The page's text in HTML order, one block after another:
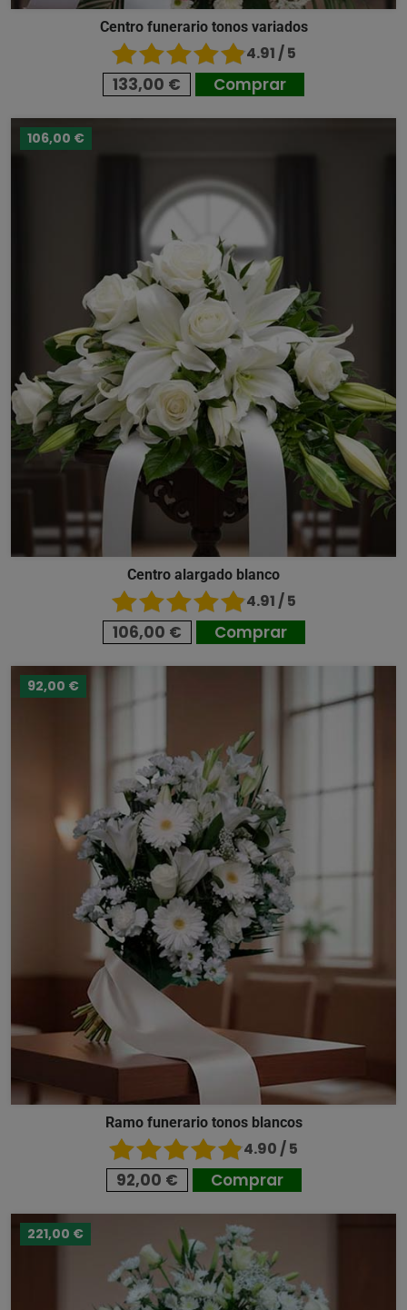
Centro funerario tonos variados
4.91 / 5
133,00 € Comprar
106,00 €
Centro alargado blanco
4.91 / 5
106,00 € Comprar
92,00 €
Ramo funerario tonos blancos
4.90 / 5
92,00 € Comprar
221,00 €